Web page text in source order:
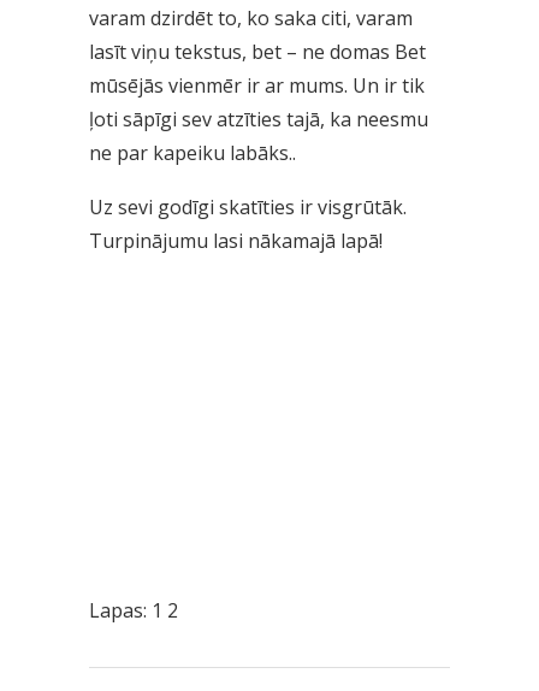
varam dzirdēt to, ko saka citi, varam
lasīt viņu tekstus, bet – ne domas Bet
mūsējās vienmēr ir ar mums. Un ir tik
ļoti sāpīgi sev atzīties tajā, ka neesmu
ne par kapeiku labāks..
Uz sevi godīgi skatīties ir visgrūtāk.
Turpinājumu lasi nākamajā lapā!
Lapas: 1 2